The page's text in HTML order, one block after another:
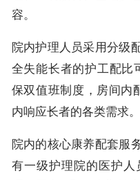
容。
院内护理人员采用分级
全失能长者的护工配比
保双值班制度，房间内
内响应长者的各类需求。
院内的核心康养配套服
有一级护理院的医护人